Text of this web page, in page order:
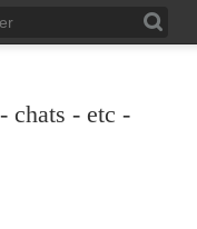
chats - etc -